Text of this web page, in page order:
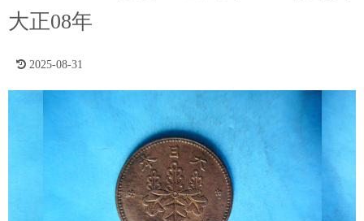
ッ大正08年
2025-08-31